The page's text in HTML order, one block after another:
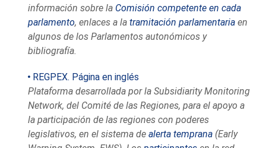
información sobre la Comisión competente en cada
parlamento, enlaces a latramitación parlamentaria en
algunos de los Parlamentos autonómicos y
bibliografía.
REGPEX. Página en inglés
Plataforma desarrollada por la Subsidiarity Monitoring
Network, del Comité de las Regiones, para el apoyo a
la participación de las regiones con poderes
legislativos, en el sistema dealerta temprana (Early